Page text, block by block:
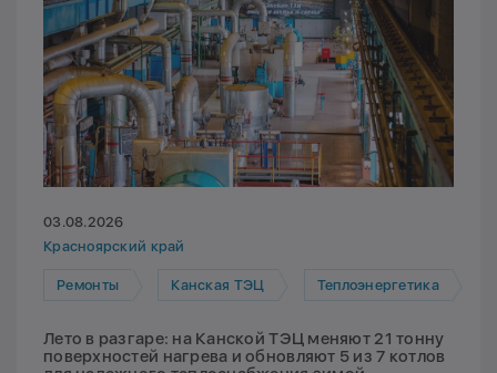
03.08.2026
Красноярский край
Ремонты Канская ТЭЦ Теплоэнергетика
Лето в разгаре: на Канской ТЭЦ меняют 21 тонну
поверхностей нагрева и обновляют 5 из 7 котлов